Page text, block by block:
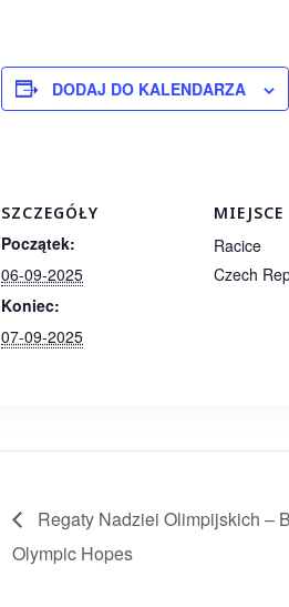
DODAJ DO KALENDARZA
SZCZEGÓŁY
Początek:
06-09-2025
Koniec:
07-09-2025
MIEJSCE
Racice
Czech
Regaty Nadziei Olimpijskich –
Olympic Hopes